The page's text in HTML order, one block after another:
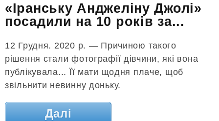
«Іранську Анджеліну Джолі»
посадили на 10 років за...
12 Грудня. 2020 р. — Причиною такого
рішення стали фотографії дівчини, які вона
публікувала... Її мати щодня плаче, щоб
звільнити невинну доньку.
Далі